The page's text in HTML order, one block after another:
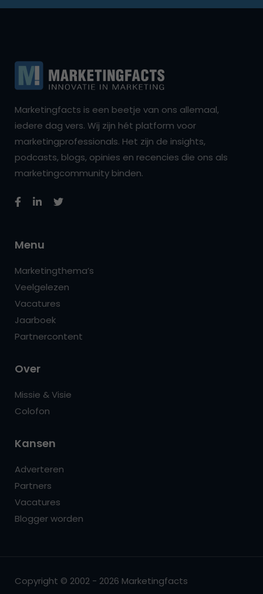
Marketingfacts is een beetje van ons allemaal,
iedere dag vers. Wij zijn hét platform voor
marketingprofessionals. Het zijn de insights,
podcasts, blogs, opinies en recencies die ons als
marketingcommunity binden.
Menu
Marketingthema’s
Veelgelezen
Vacatures
Jaarboek
Partnercontent
Over
Missie & Visie
Colofon
Kansen
Adverteren
Partners
Vacatures
Blogger worden
Copyright © 2002 - 2026 Marketingfacts